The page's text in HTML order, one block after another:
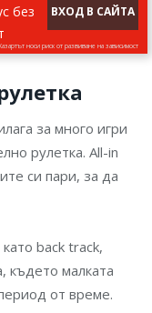
без
ВХОД В САЙТА
носи риск от развиване на зависимост
за много игри
рулетка. All-in
си пари, за да
back track,
където малката
от време.